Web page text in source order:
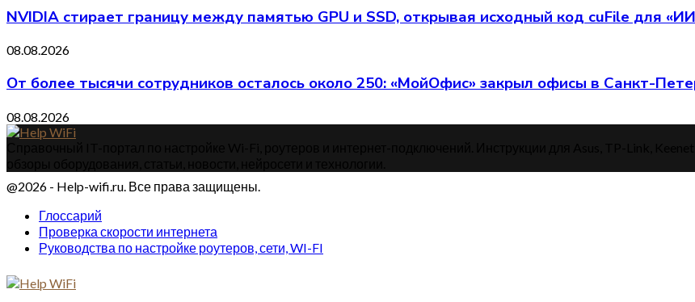
NVIDIA стирает границу между памятью GPU и SSD, открывая исходный код cuFile для
08.08.2026
От более тысячи сотрудников осталось около 250: «МойОфис» закрыл офисы в Санкт-
08.08.2026
@2026 - Help-wifi.ru. Все права защищены.
Глоссарий
Проверка скорости интернета
Руководства по настройке роутеров, сети, WI-FI